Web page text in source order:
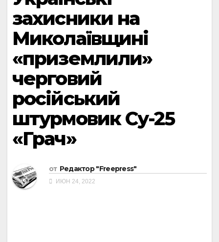
захисники на
Миколаївщині
«приземлили»
черговий
російський
штурмовик Су-25
«Грач»
от Редактор "Freepress"
ИЮН 24, 2022